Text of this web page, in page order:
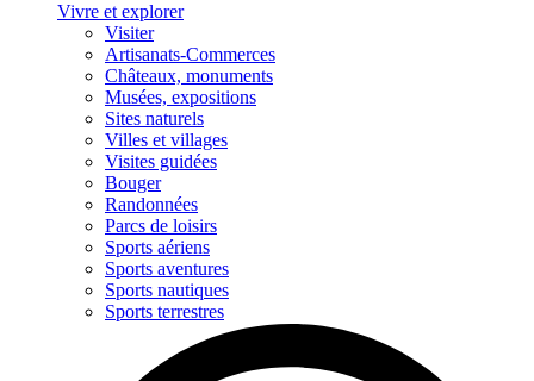
Vivre et explorer
Visiter
Artisanats-Commerces
Châteaux, monuments
Musées, expositions
Sites naturels
Villes et villages
Visites guidées
Bouger
Randonnées
Parcs de loisirs
Sports aériens
Sports aventures
Sports nautiques
Sports terrestres